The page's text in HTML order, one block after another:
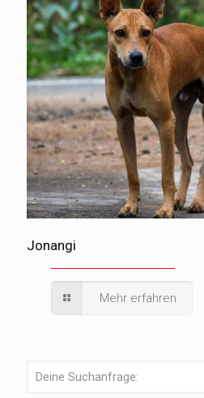
Jonangi
Mehr erfahren